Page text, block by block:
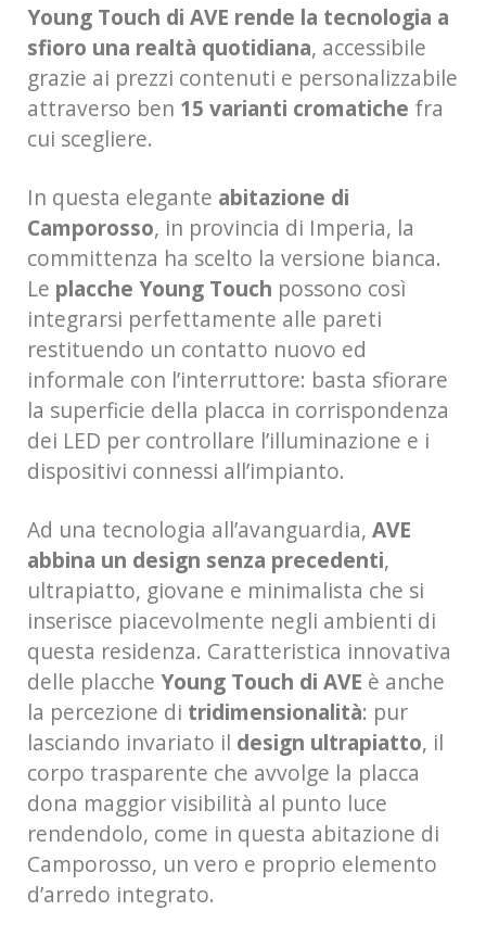
Young Touch di AVE rende la tecnologia a
sfioro una realtà quotidiana, accessibile
grazie ai prezzi contenuti e personalizzabile
attraverso ben 15 varianti cromatiche fra
cui scegliere.
In questa elegante abitazione di
Camporosso, in provincia di Imperia, la
committenza ha scelto la versione bianca.
Le placche Young Touch possono così
integrarsi perfettamente alle pareti
restituendo un contatto nuovo ed
informale con l’interruttore: basta sfiorare
la superficie della placca in corrispondenza
dei LED per controllare l’illuminazione e i
dispositivi connessi all’impianto.
Ad una tecnologia all’avanguardia, AVE
abbina un design senza precedenti,
ultrapiatto, giovane e minimalista che si
inserisce piacevolmente negli ambienti di
questa residenza. Caratteristica innovativa
delle placche Young Touch di AVE è anche
la percezione di tridimensionalità: pur
lasciando invariato il design ultrapiatto, il
corpo trasparente che avvolge la placca
dona maggior visibilità al punto luce
rendendolo, come in questa abitazione di
Camporosso, un vero e proprio elemento
d’arredo integrato.